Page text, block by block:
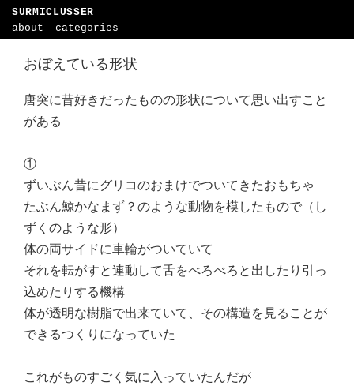
SURMICLUSSER
about
categories
おぼえている形状
唐突に昔好きだったものの形状について思い出すこと
がある
①
ずいぶん昔にグリコのおまけでついてきたおもちゃ
たぶん鯨かなまず？のような動物を模したもので（し
ずくのような形）
体の両サイドに車輪がついていて
それを転がすと連動して舌をべろべろと出したり引っ
込めたりする機構
体が透明な樹脂で出来ていて、その構造を見ることが
できるつくりになっていた
これがものすごく気に入っていたんだが